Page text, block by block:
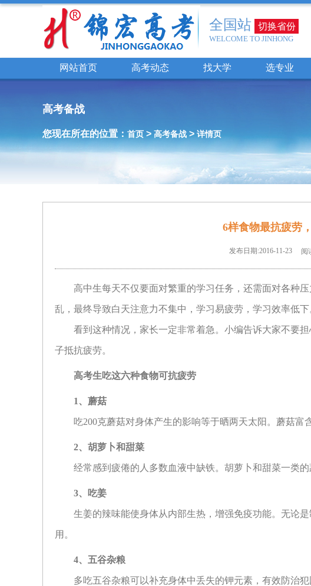
全国站 切换省份
WELCOME TO JINHONG
网站首页 高考动态 找大学 选专业
高考备战
您现在所在的位置： 首页 > 高考备战 > 详情页
6样食物最抗疲劳
发布日期:2016-11-23 阅
高中生每天不仅要面对繁重的学习任务，还需面对各种
乱，最终导致白天注意力不集中，学习易疲劳，学习效率低下
看到这种情况，家长一定非常着急。小编告诉大家不要
子抵抗疲劳。
高考生吃这六种食物可抗疲劳
1、蘑菇
吃200克蘑菇对身体产生的影响等于晒两天太阳。蘑菇富
2、胡萝卜和甜菜
经常感到疲倦的人多数血液中缺铁。胡萝卜和甜菜一类
3、吃姜
生姜的辣味能使身体从内部生热，增强免疫功能。无论
用。
4、五谷杂粮
多吃五谷杂粮可以补充身体中丢失的钾元素，有效防治